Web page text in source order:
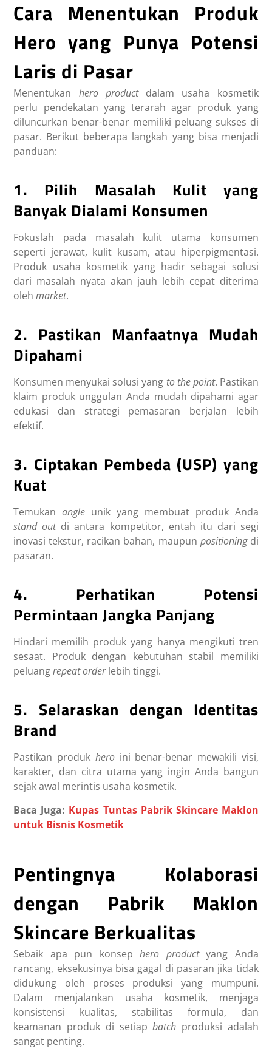
Cara Menentukan Produk
Hero yang Punya Potensi
Laris di Pasar
Menentukan hero product dalam usaha kosmetik
perlu pendekatan yang terarah agar produk yang
diluncurkan benar-benar memiliki peluang sukses di
pasar. Berikut beberapa langkah yang bisa menjadi
panduan:
1. Pilih Masalah Kulit yang
Banyak Dialami Konsumen
Fokuslah pada masalah kulit utama konsumen
seperti jerawat, kulit kusam, atau hiperpigmentasi.
Produk usaha kosmetik yang hadir sebagai solusi
dari masalah nyata akan jauh lebih cepat diterima
olehmarket.
2. Pastikan Manfaatnya Mudah
Dipahami
Konsumen menyukai solusi yang to the point. Pastikan
klaim produk unggulan Anda mudah dipahami agar
edukasi dan strategi pemasaran berjalan lebih
efektif.
3. Ciptakan Pembeda (USP) yang
Kuat
Temukan angle unik yang membuat produk Anda
stand out di antara kompetitor, entah itu dari segi
inovasi tekstur, racikan bahan, maupun positioning di
pasaran.
4. Perhatikan Potensi
Permintaan Jangka Panjang
Hindari memilih produk yang hanya mengikuti tren
sesaat. Produk dengan kebutuhan stabil memiliki
peluangrepeat orderlebih tinggi.
5. Selaraskan dengan Identitas
Brand
Pastikan produk hero ini benar-benar mewakili visi,
karakter, dan citra utama yang ingin Anda bangun
sejak awal merintis usaha kosmetik.
Baca Juga: Kupas Tuntas Pabrik Skincare Maklon
untuk Bisnis Kosmetik
Pentingnya Kolaborasi
dengan Pabrik Maklon
Skincare Berkualitas
Sebaik apa pun konsephero productyang Anda
rancang, eksekusinya bisa gagal di pasaran jika tidak
didukung oleh proses produksi yang mumpuni.
Dalam menjalankan usaha kosmetik, menjaga
konsistensi kualitas, stabilitas formula, dan
keamanan produk di setiapbatch produksi adalah
sangat penting.